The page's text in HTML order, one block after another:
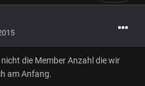
die Member Anzahl die wir
am Anfang.